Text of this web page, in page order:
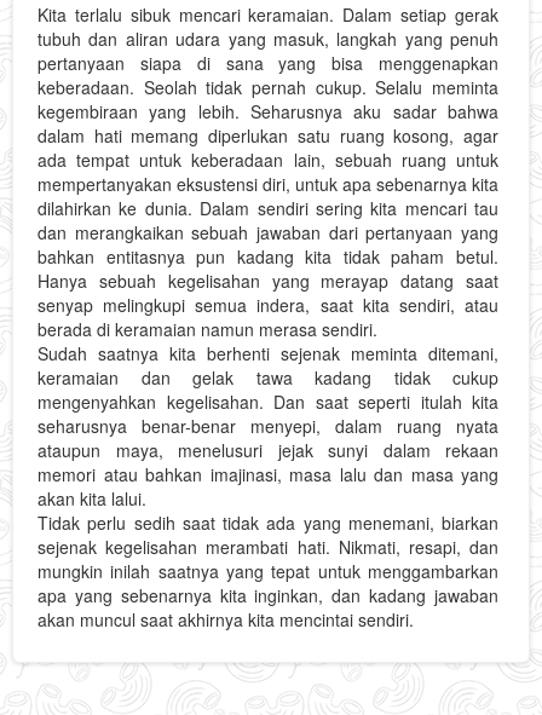
Kita terlalu sibuk mencari keramaian. Dalam setiap gerak
tubuh dan aliran udara yang masuk, langkah yang penuh
pertanyaan siapa di sana yang bisa menggenapkan
keberadaan. Seolah tidak pernah cukup. Selalu meminta
kegembiraan yang lebih. Seharusnya aku sadar bahwa
dalam hati memang diperlukan satu ruang kosong, agar
ada tempat untuk keberadaan lain, sebuah ruang untuk
mempertanyakan eksustensi diri, untuk apa sebenarnya kita
dilahirkan ke dunia. Dalam sendiri sering kita mencari tau
dan merangkaikan sebuah jawaban dari pertanyaan yang
bahkan entitasnya pun kadang kita tidak paham betul.
Hanya sebuah kegelisahan yang merayap datang saat
senyap melingkupi semua indera, saat kita sendiri, atau
berada di keramaian namun merasa sendiri.
Sudah saatnya kita berhenti sejenak meminta ditemani,
keramaian dan gelak tawa kadang tidak cukup
mengenyahkan kegelisahan. Dan saat seperti itulah kita
seharusnya benar-benar menyepi, dalam ruang nyata
ataupun maya, menelusuri jejak sunyi dalam rekaan
memori atau bahkan imajinasi, masa lalu dan masa yang
akan kita lalui.
Tidak perlu sedih saat tidak ada yang menemani, biarkan
sejenak kegelisahan merambati hati. Nikmati, resapi, dan
mungkin inilah saatnya yang tepat untuk menggambarkan
apa yang sebenarnya kita inginkan, dan kadang jawaban
akan muncul saat akhirnya kita mencintai sendiri.